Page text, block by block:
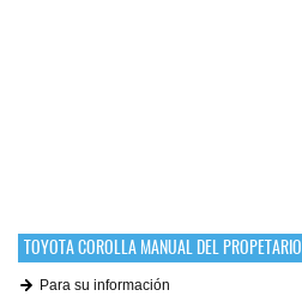
TOYOTA COROLLA MANUAL DEL PROPETARIO
Para su información